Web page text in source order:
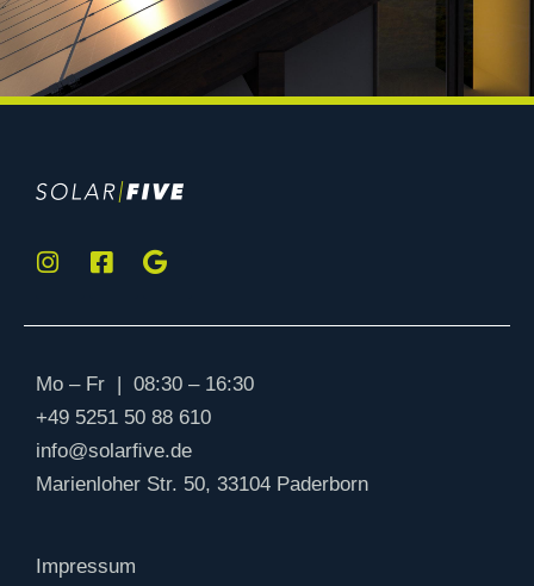
Mo – Fr | 08:30 – 16:30
+49 5251 50 88 610
info@solarﬁve.de
Marienloher Str. 50, 33104 Paderborn
Impressum